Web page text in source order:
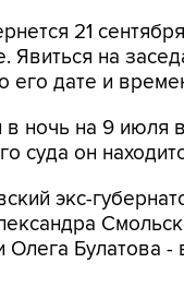
21
Явиться на
его дате и
ночь на 9 июля
суда он
экс-
Булатова